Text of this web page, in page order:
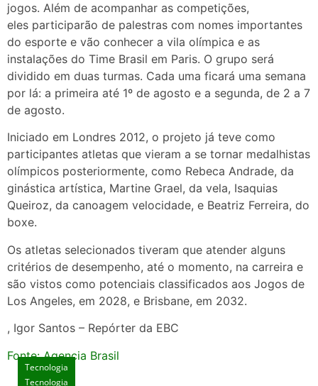
jogos. Além de acompanhar as competições,
eles participarão de palestras com nomes importantes
do esporte e vão conhecer a vila olímpica e as
instalações do Time Brasil em Paris. O grupo será
dividido em duas turmas. Cada uma ficará uma semana
por lá: a primeira até 1º de agosto e a segunda, de 2 a 7
de agosto.
Iniciado em Londres 2012, o projeto já teve como
participantes atletas que vieram a se tornar medalhistas
olímpicos posteriormente, como Rebeca Andrade, da
ginástica artística, Martine Grael, da vela, Isaquias
Queiroz, da canoagem velocidade, e Beatriz Ferreira, do
boxe.
Os atletas selecionados tiveram que atender alguns
critérios de desempenho, até o momento, na carreira e
são vistos como potenciais classificados aos Jogos de
Los Angeles, em 2028, e Brisbane, em 2032.
, Igor Santos – Repórter da EBC
Fonte: Agencia Brasil
Tecnologia
Tecnologia
Tecnologia